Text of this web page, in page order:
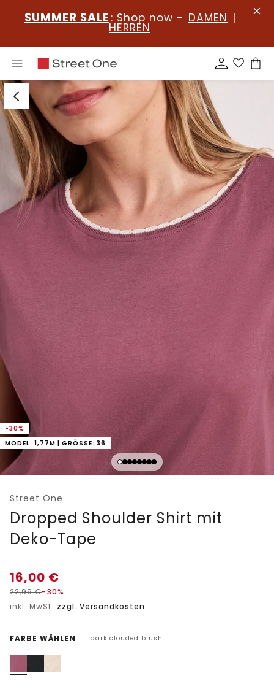
SUMMER SALE : Shop now - DAMEN |
HERREN
-30%
MODEL: 1,77M | GRÖSSE: 36
Street One
Dropped Shoulder Shirt mit
Deko-Tape
16,00 €
22,99€-30%
inkl. MwSt. zzgl. Versandkosten
FARBE WÄHLEN | dark clouded blush